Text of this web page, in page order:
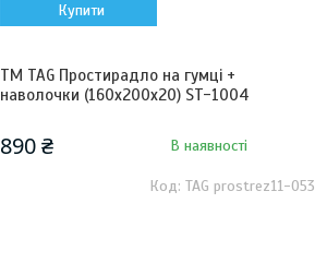
Купити
ТМ TAG Простирадло на гумці +
наволочки (160х200х20) ST-1004
890 ₴ В наявності
TAG prostrez11-053